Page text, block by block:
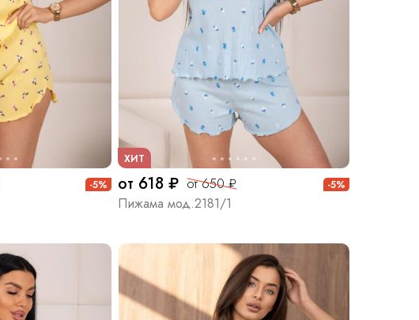
-5%
ХИТ
от 618 ₽ от 650 ₽ -5%
Пижама мод.2181/1